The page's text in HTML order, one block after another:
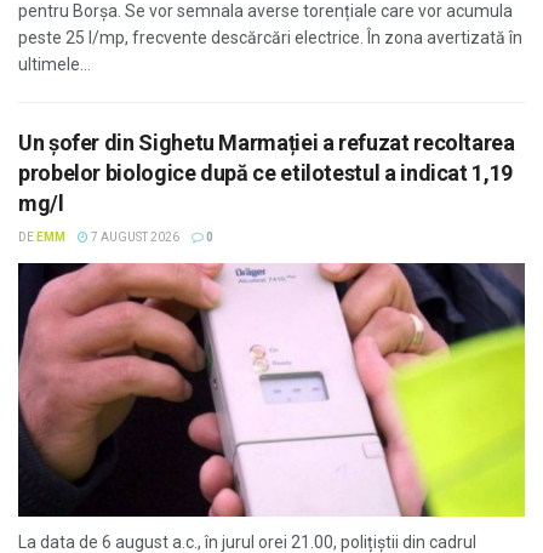
pentru Borșa. Se vor semnala averse torențiale care vor acumula
peste 25 l/mp, frecvente descărcări electrice. În zona avertizată în
ultimele...
Un șofer din Sighetu Marmației a refuzat recoltarea
probelor biologice după ce etilotestul a indicat 1,19
mg/l
DE EMM 7 AUGUST 2026 0
La data de 6 august a.c., în jurul orei 21.00, polițiștii din cadrul